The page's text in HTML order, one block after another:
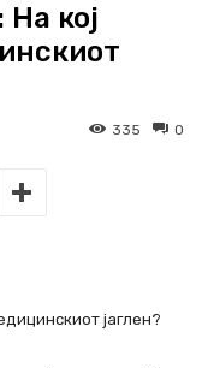
кој
0
335
јаглен?